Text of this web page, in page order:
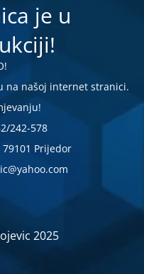
je u
na našoj internet stranici.
242-578
Prijedor
2025